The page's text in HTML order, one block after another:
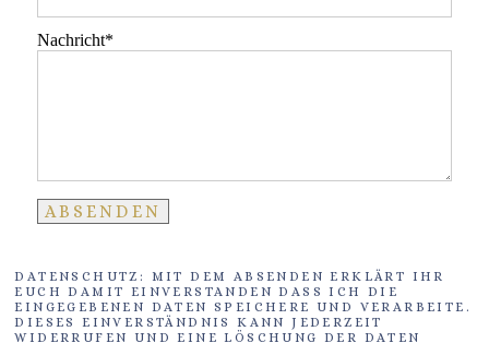
Nachricht
DATENSCHUTZ: MIT DEM ABSENDEN ERKLÄRT IHR
EUCH DAMIT EINVERSTANDEN DASS ICH DIE
EINGEGEBENEN DATEN SPEICHERE UND VERARBEITE.
DIESES EINVERSTÄNDNIS KANN JEDERZEIT
WIDERRUFEN UND EINE LÖSCHUNG DER DATEN